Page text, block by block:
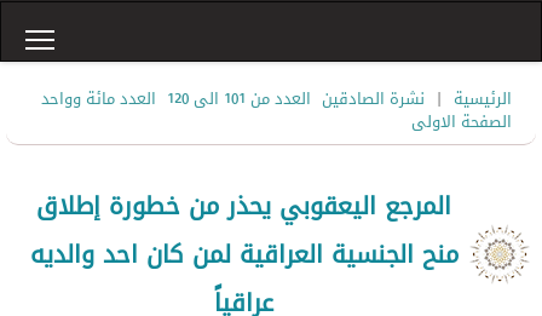
الرئيسية | نشرة الصادقين العدد من 101 الى 120 العدد مائة وواحد
الصفحة الاولى
المرجع اليعقوبي يحذر من خطورة إطلاق
منح الجنسية العراقية لمن كان احد والديه
عراقياً